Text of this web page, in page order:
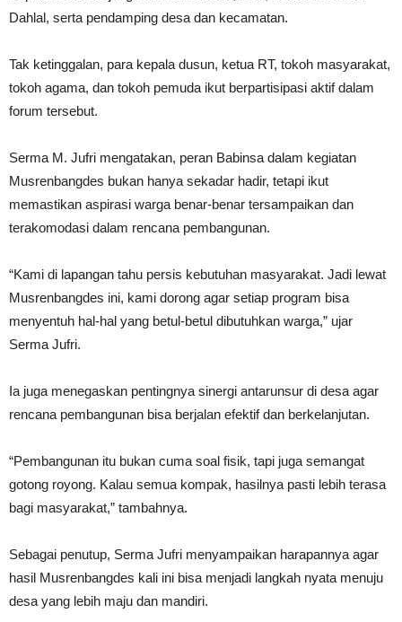
Dahlal, serta pendamping desa dan kecamatan.
Tak ketinggalan, para kepala dusun, ketua RT, tokoh masyarakat,
tokoh agama, dan tokoh pemuda ikut berpartisipasi aktif dalam
forum tersebut.
Serma M. Jufri mengatakan, peran Babinsa dalam kegiatan
Musrenbangdes bukan hanya sekadar hadir, tetapi ikut
memastikan aspirasi warga benar-benar tersampaikan dan
terakomodasi dalam rencana pembangunan.
“Kami di lapangan tahu persis kebutuhan masyarakat. Jadi lewat
Musrenbangdes ini, kami dorong agar setiap program bisa
menyentuh hal-hal yang betul-betul dibutuhkan warga,” ujar
Serma Jufri.
Ia juga menegaskan pentingnya sinergi antarunsur di desa agar
rencana pembangunan bisa berjalan efektif dan berkelanjutan.
“Pembangunan itu bukan cuma soal fisik, tapi juga semangat
gotong royong. Kalau semua kompak, hasilnya pasti lebih terasa
bagi masyarakat,” tambahnya.
Sebagai penutup, Serma Jufri menyampaikan harapannya agar
hasil Musrenbangdes kali ini bisa menjadi langkah nyata menuju
desa yang lebih maju dan mandiri.